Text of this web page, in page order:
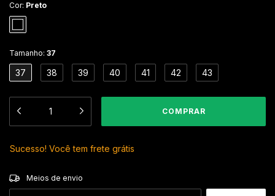
Cor: Preto
Tamanho: 37
37 38 39 40 41 42 43
Sucesso! Você tem frete grátis
Entregas para o CEP:
Meios de envio